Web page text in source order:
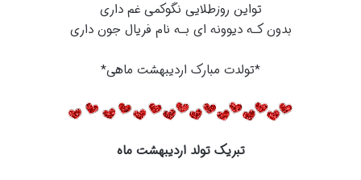
تواین روزطلایی نگوکمی غم داری
بدون کـه دیوونه ای بـه نام فریال جون داری
*تولدت مبارک اردیبهشت ماهی*
تبریک تولد اردیبهشت ماه